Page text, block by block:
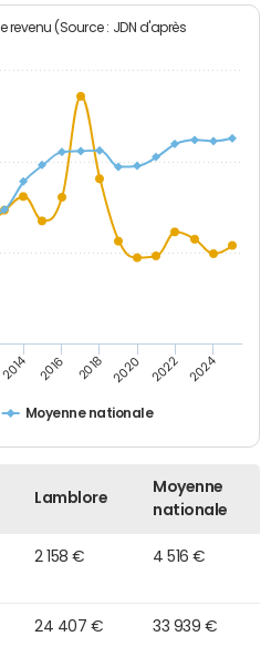
revenu (Source : JDN d'après
Moyenne nationale
2014 2016 2018 2020 2022 2024
Lamblore
Moyenne
nationale
2 158 € 4 516 €
24 407 € 33 939 €